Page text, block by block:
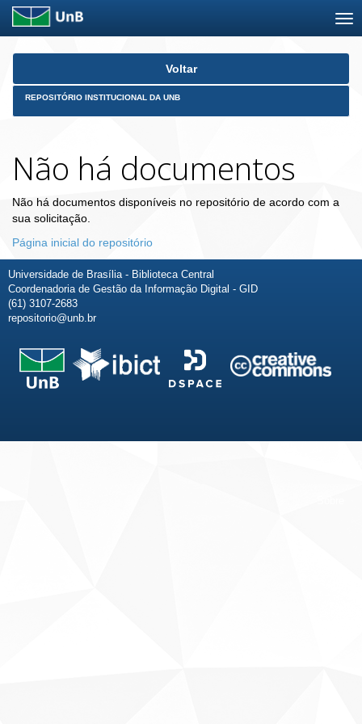
Skip
Voltar
REPOSITÓRIO INSTITUCIONAL DA UNB
Não há documentos
Não há documentos disponíveis no repositório de acordo com a
sua solicitação.
Página inicial do repositório
Universidade de Brasília - Biblioteca Central
Coordenadoria de Gestão da Informação Digital - GID
(61) 3107-2683
repositorio@unb.br